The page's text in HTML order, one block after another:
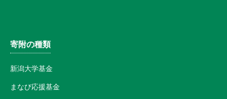
寄附の種類
新潟大学基金
まなび応援基金